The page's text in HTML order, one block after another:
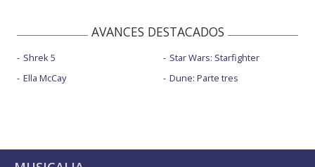
AVANCES DESTACADOS
Shrek 5
Ella McCay
Star Wars: Starfighter
Dune: Parte tres